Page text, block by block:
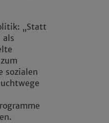
„Statt
als
sozialen